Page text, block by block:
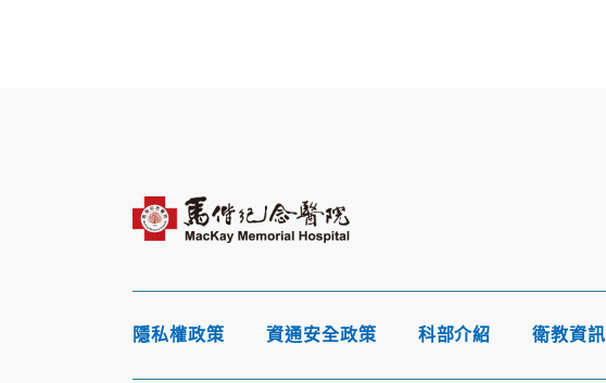
隱私權政策 資通安全政策 科部介紹 衛教資訊